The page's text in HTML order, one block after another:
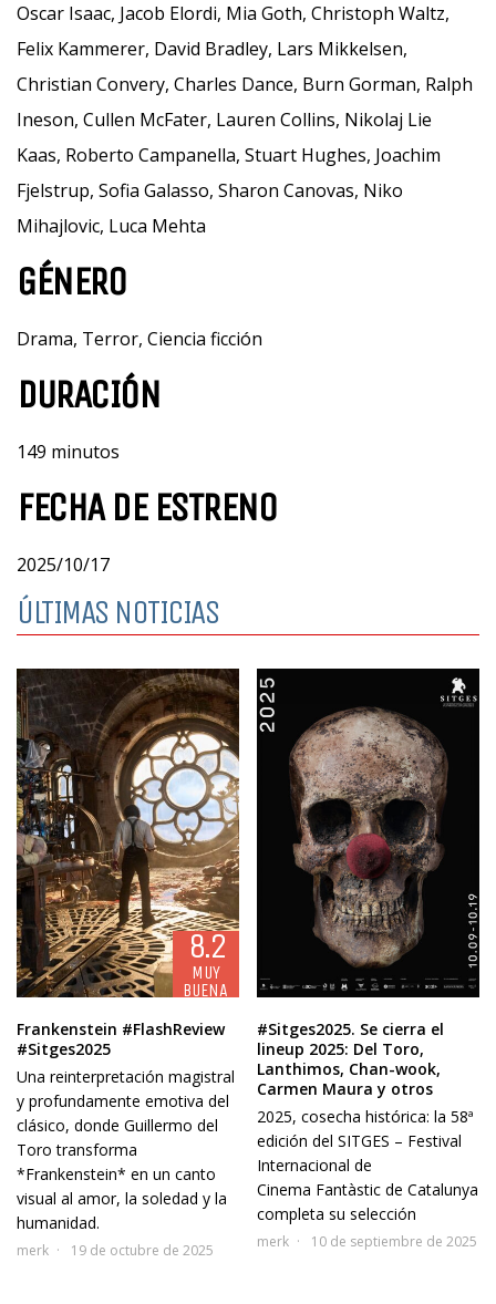
Oscar Isaac, Jacob Elordi, Mia Goth, Christoph Waltz,
Felix Kammerer, David Bradley, Lars Mikkelsen,
Christian Convery, Charles Dance, Burn Gorman, Ralph
Ineson, Cullen McFater, Lauren Collins, Nikolaj Lie
Kaas, Roberto Campanella, Stuart Hughes, Joachim
Fjelstrup, Sofia Galasso, Sharon Canovas, Niko
Mihajlovic, Luca Mehta
GÉNERO
Drama, Terror, Ciencia ficción
DURACIÓN
149 minutos
FECHA DE ESTRENO
2025/10/17
ÚLTIMAS NOTICIAS
8.2
MUY
BUENA
Frankenstein #FlashReview
#Sitges2025
Una reinterpretación magistral
y profundamente emotiva del
clásico, donde Guillermo del
Toro transforma
*Frankenstein* en un canto
visual al amor, la soledad y la
humanidad.
merk 19 de octubre de 2025
#Sitges2025. Se cierra el
lineup 2025: Del Toro,
Lanthimos, Chan-wook,
Carmen Maura y otros
2025, cosecha histórica: la 58ª
edición del SITGES – Festival
Internacional de
Cinema Fantàstic de Catalunya
completa su selección
merk 10 de septiembre de 2025